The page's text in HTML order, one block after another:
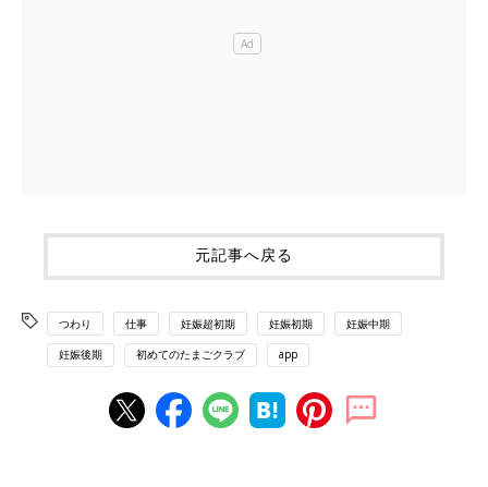
元記事へ戻る
つわり 仕事 妊娠超初期 妊娠初期 妊娠中期
妊娠後期 初めてのたまごクラブ app